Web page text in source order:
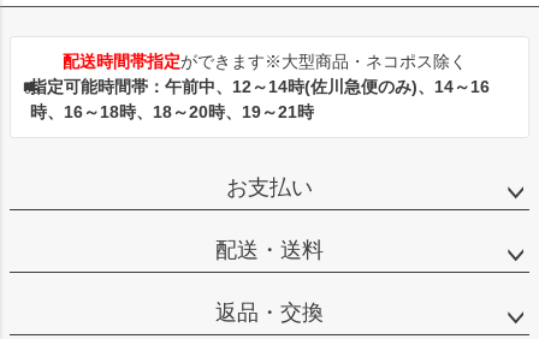
配送時間帯指定ができます※大型商品・ネコポス除く
指定可能時間帯：午前中、12～14時(佐川急便のみ)、14～16
時、16～18時、18～20時、19～21時
お支払い
配送・送料
返品・交換